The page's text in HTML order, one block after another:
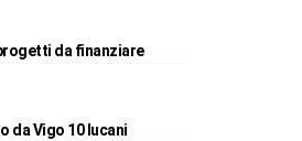
da finanziare
da Vigo 10 lucani